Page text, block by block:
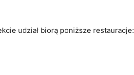
udział biorą poniższe restauracje: